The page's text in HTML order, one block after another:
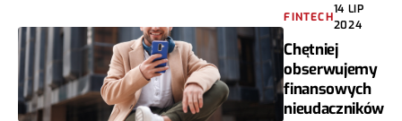
FINTECH
14 LIP
2024
Chętniej
obserwujemy
finansowych
nieudaczników